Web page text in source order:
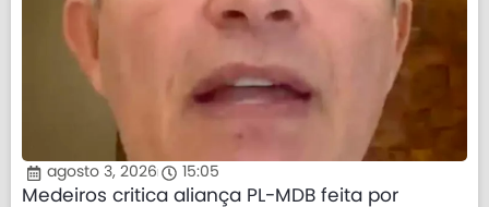
agosto 3, 2026 15:05
Medeiros critica aliança PL-MDB feita por